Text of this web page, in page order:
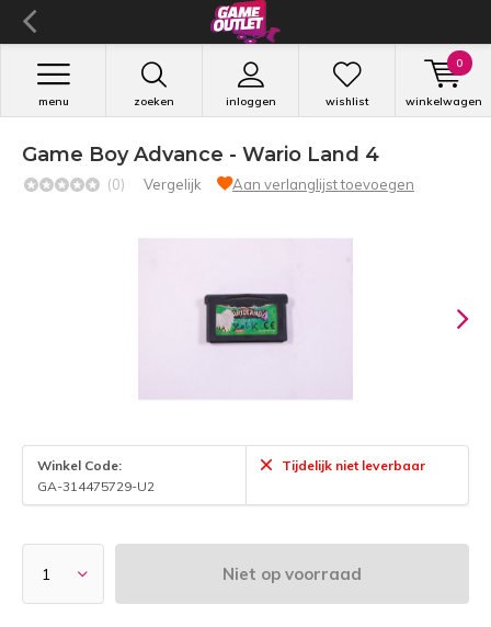
zoeken inloggen
menu wishlist winkelwagen
0
Game Boy Advance - Wario Land 4
(0) Vergelijk Aan verlanglijst toevoegen
Winkel Code:
GA-314475729-U2
Tijdelijk niet leverbaar
Niet op voorraad